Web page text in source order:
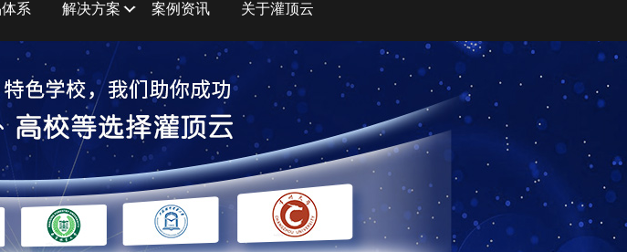
系 解决方案 案例资讯 关于灌顶云